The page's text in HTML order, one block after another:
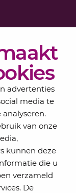
advertenties
media te
van onze
kunnen deze
die u
verzameld
De
Lansigt in